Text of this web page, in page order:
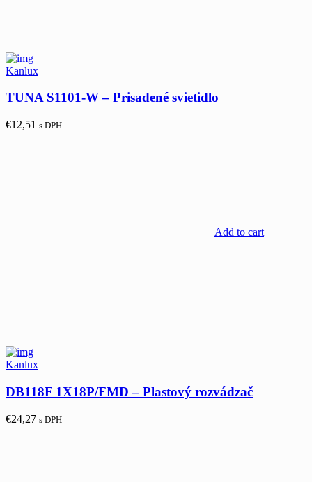
Kanlux
TUNA S1101-W – Prisadené svietidlo
€12,51 s DPH
Add to cart
Kanlux
DB118F 1X18P/FMD – Plastový rozvádzač
€24,27 s DPH